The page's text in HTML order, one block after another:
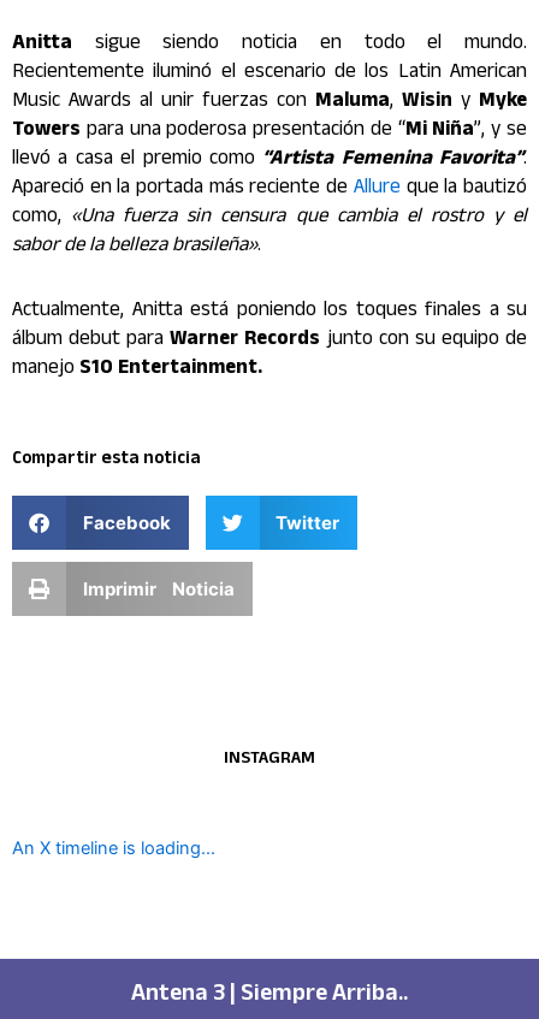
Anitta sigue siendo noticia en todo el mundo.
Recientemente iluminó el escenario de los Latin American
Music Awards al unir fuerzas con Maluma, Wisin y Myke
Towers para una poderosa presentación de “Mi Niña”, y se
llevó a casa el premio como “Artista Femenina Favorita”.
Apareció en la portada más reciente de Allure que la bautizó
como, «Una fuerza sin censura que cambia el rostro y el
sabor de la belleza brasileña».
Actualmente, Anitta está poniendo los toques finales a su
álbum debut paraWarner Records junto con su equipo de
manejoS10 Entertainment.
Compartir esta noticia
Facebook Twitter
Imprimir Noticia
INSTAGRAM
An X timeline is loading...
Antena 3 | Siempre Arriba..